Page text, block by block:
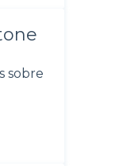
sobre